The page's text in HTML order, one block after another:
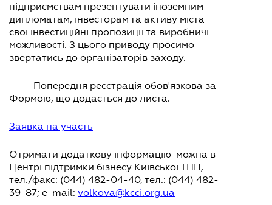
підприємствам презентувати іноземним
дипломатам, інвесторам та активу міста
свої інвестиційні пропозиції та виробничі
можливості. З цього приводу просимо
звертатись до організаторів заходу.
Попередня реєстрація обов'язкова за
Формою, що додається до листа.
Заявка на участь
Отримати додаткову інформацію можна в
Центрі підтримки бізнесу Київської ТПП,
тел./факс: (044) 482-04-40, тел.: (044) 482-
39-87; e-mail: volkova@kcci.org.ua